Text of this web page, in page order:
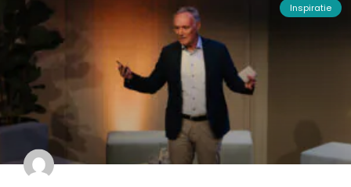
Inspiratie